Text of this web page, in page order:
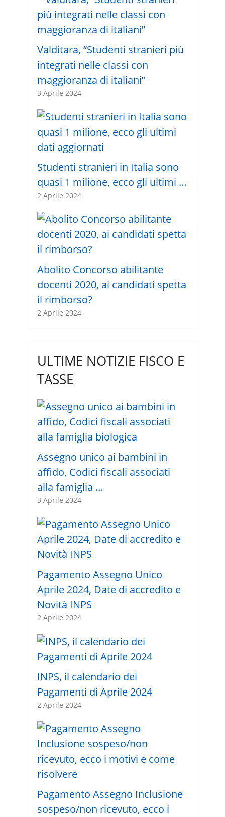
Valditara, “Studenti stranieri più
integrati nelle classi con
maggioranza di italiani”
3 Aprile 2024
Studenti stranieri in Italia sono
quasi 1 milione, ecco gli ultimi …
2 Aprile 2024
Abolito Concorso abilitante
docenti 2020, ai candidati spetta
il rimborso?
2 Aprile 2024
ULTIME NOTIZIE FISCO E
TASSE
Assegno unico ai bambini in
affido, Codici fiscali associati
alla famiglia …
3 Aprile 2024
Pagamento Assegno Unico
Aprile 2024, Date di accredito e
Novità INPS
2 Aprile 2024
INPS, il calendario dei
Pagamenti di Aprile 2024
2 Aprile 2024
Pagamento Assegno Inclusione
sospeso/non ricevuto, ecco i